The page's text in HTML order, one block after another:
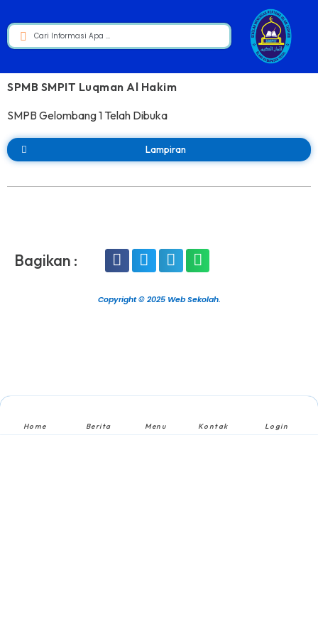
SPMB SMPIT Luqman Al Hakim
SMPB Gelombang 1 Telah Dibuka
Lampiran
Bagikan :
Copyright © 2025 Web Sekolah.
Home Berita Menu Kontak Login